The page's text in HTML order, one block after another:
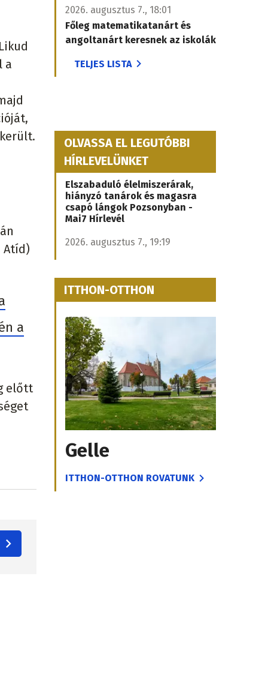
a
Atíd)
a
előtt
2026. augusztus 7., 18:01
Főleg matematikatanárt és
angoltanárt keresnek az iskolák
TELJES LISTA
OLVASSA EL LEGUTÓBBI
HÍRLEVELÜNKET
Elszabaduló élelmiszerárak,
hiányzó tanárok és magasra
csapó lángok Pozsonyban -
Mai7 Hírlevél
2026. augusztus 7., 19:19
ITTHON-OTTHON
Gelle
ITTHON-OTTHON ROVATUNK